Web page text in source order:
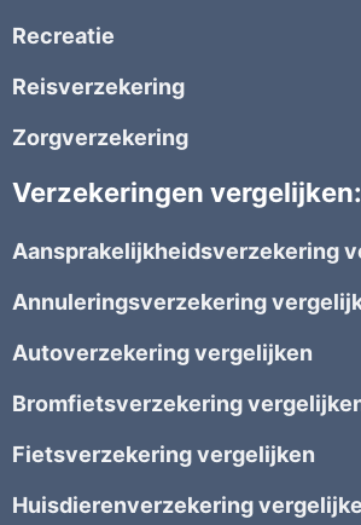
Recreatie
Reisverzekering
Zorgverzekering
Verzekeringen vergelijken:
Aansprakelijkheidsverzekering
Annuleringsverzekering
Autoverzekering vergelijken
Bromfietsverzekering
Fietsverzekering vergelijken
Huisdierenverzekering